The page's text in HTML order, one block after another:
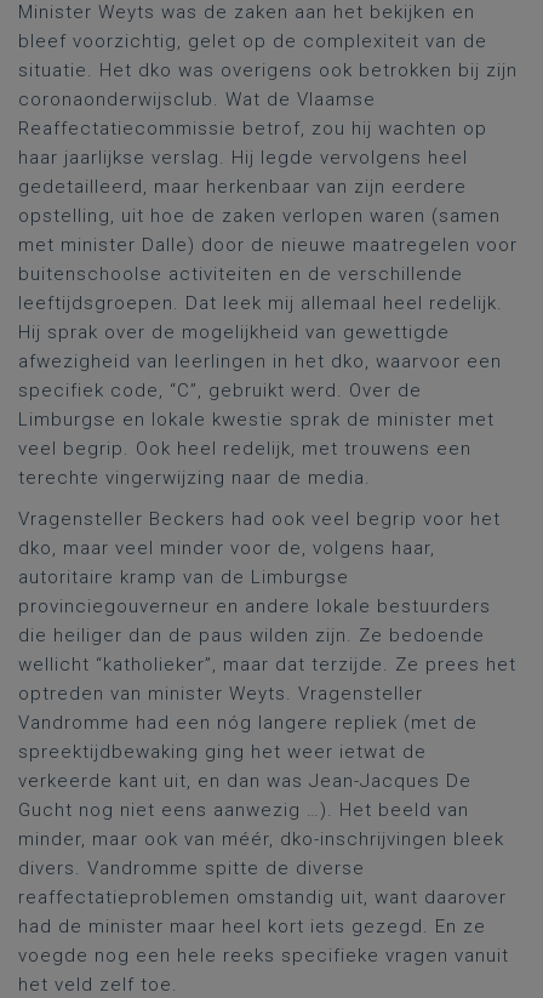
Minister Weyts was de zaken aan het bekijken en
bleef voorzichtig, gelet op de complexiteit van de
situatie. Het dko was overigens ook betrokken bij zijn
coronaonderwijsclub. Wat de Vlaamse
Reaffectatiecommissie betrof, zou hij wachten op
haar jaarlijkse verslag. Hij legde vervolgens heel
gedetailleerd, maar herkenbaar van zijn eerdere
opstelling, uit hoe de zaken verlopen waren (samen
met minister Dalle) door de nieuwe maatregelen voor
buitenschoolse activiteiten en de verschillende
leeftijdsgroepen. Dat leek mij allemaal heel redelijk.
Hij sprak over de mogelijkheid van gewettigde
afwezigheid van leerlingen in het dko, waarvoor een
specifiek code, “C”, gebruikt werd. Over de
Limburgse en lokale kwestie sprak de minister met
veel begrip. Ook heel redelijk, met trouwens een
terechte vingerwijzing naar de media.
Vragensteller Beckers had ook veel begrip voor het
dko, maar veel minder voor de, volgens haar,
autoritaire kramp van de Limburgse
provinciegouverneur en andere lokale bestuurders
die heiliger dan de paus wilden zijn. Ze bedoende
wellicht “katholieker”, maar dat terzijde. Ze prees het
optreden van minister Weyts. Vragensteller
Vandromme had een nóg langere repliek (met de
spreektijdbewaking ging het weer ietwat de
verkeerde kant uit, en dan was Jean-Jacques De
Gucht nog niet eens aanwezig …). Het beeld van
minder, maar ook van méér, dko-inschrijvingen bleek
divers. Vandromme spitte de diverse
reaffectatieproblemen omstandig uit, want daarover
had de minister maar heel kort iets gezegd. En ze
voegde nog een hele reeks specifieke vragen vanuit
het veld zelf toe.